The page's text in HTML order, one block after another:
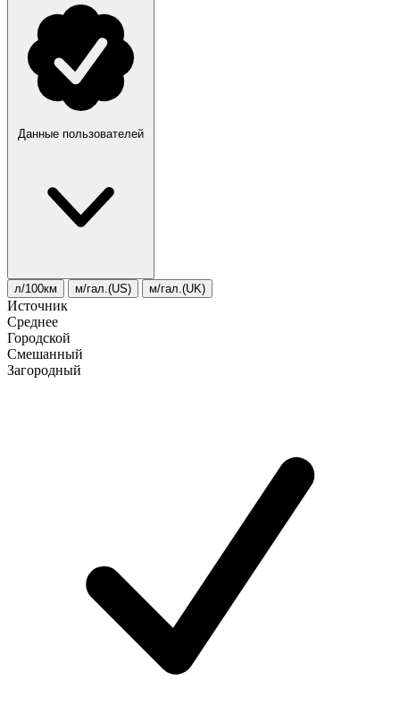
Данные пользователей
л/100км м/гал.(US) м/гал.(UK)
Источник
Среднее
Городской
Смешанный
Загородный